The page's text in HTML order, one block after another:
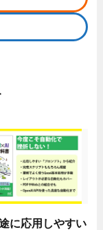
に応用しやすい